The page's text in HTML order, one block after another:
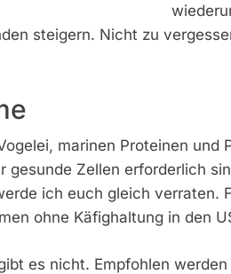
steigern. Nicht zu
marinen Proteinen
gesunde Zellen erforderlich
ich euch gleich
ohne Käfighaltung in den
es nicht. Empfohlen